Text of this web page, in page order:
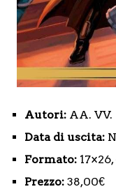
Autori: AA. VV.
Data di uscita:
Formato:
Prezzo: 38,00€